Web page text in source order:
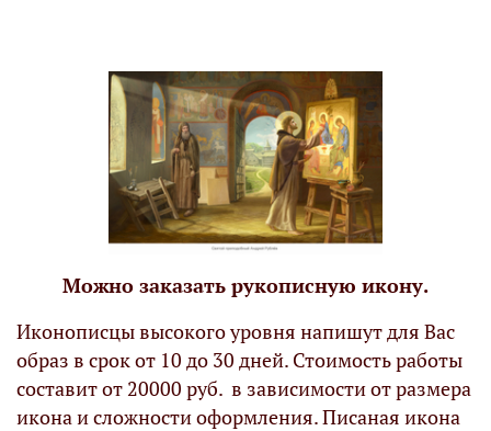
Можно заказать рукописную икону.
Иконописцы высокого уровня напишут для Вас
образ в срок от 10 до 30 дней. Стоимость работы
составит от 20000 руб. в зависимости от размера
икона и сложности оформления. Писаная икона